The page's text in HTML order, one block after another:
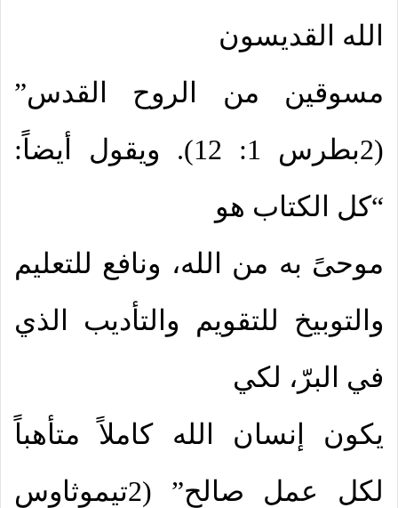
الله القديسون
مسوقين من الروح القدس”
(2بطرس 1: 12). ويقول أيضاً:
“كل الكتاب هو
موحىً به من الله، ونافع للتعليم
والتوبيخ للتقويم والتأديب الذي
في البرّ، لكي
يكون إنسان الله كاملاً متأهباً
لكل عمل صالح” (2تيموثاوس